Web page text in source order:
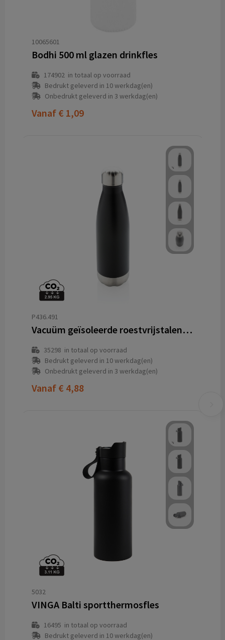
10065601
Bodhi 500 ml glazen drinkfles
174902in totaal op voorraad
Bedrukt geleverd in 10 werkdag(en)
Onbedrukt geleverd in 3 werkdag(en)
Vanaf € 1,09
P436.491
Vacuüm geïsoleerde roestvrijstalen fles
35298 in totaal op voorraad
Bedrukt geleverd in 10 werkdag(en)
Onbedrukt geleverd in 3 werkdag(en)
Vanaf € 4,88
5032
VINGA Balti sportthermosfles
16495 in totaal op voorraad
Bedrukt geleverd in 10 werkdag(en)